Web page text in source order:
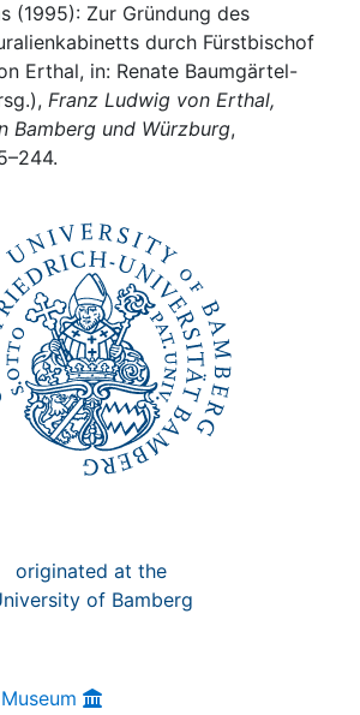
(1995): Zur Gründung des
durch Fürstbischof
Erthal, in: Renate Baumgärtel-
Franz Ludwig von Erthal,
Bamberg und Würzburg,
originated at the
of Bamberg